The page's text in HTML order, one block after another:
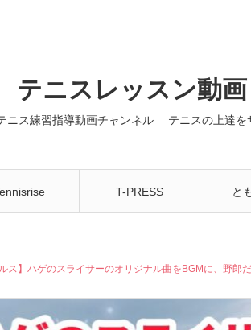
テニスレッスン動
ニス練習指導動画チャンネル テニスの上達
T-PRESS と
ルス】ハゲのスライサーのオリジナル曲をBGMに、野